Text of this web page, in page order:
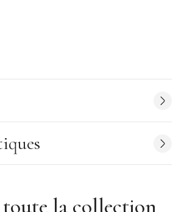
bamix :
M160 One
: plastique
: acier inoxydablela collection